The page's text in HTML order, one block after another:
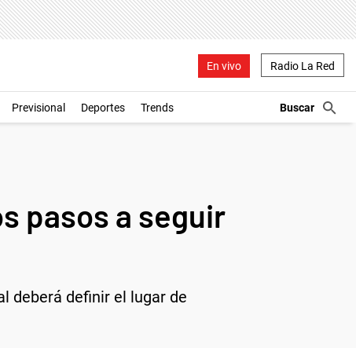
En vivo Radio La Red
Previsional Deportes Trends
pasos a seguir
deberá definir el lugar de